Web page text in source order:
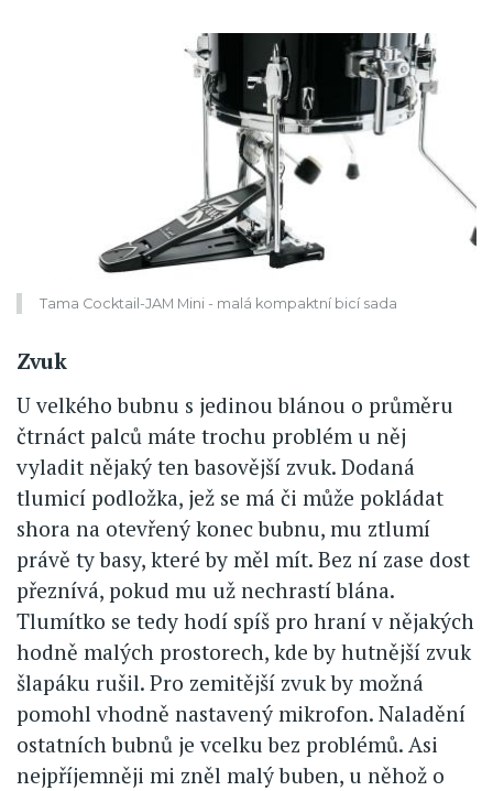
Tama Cocktail-JAM Mini - malá kompaktní bicí sada
Zvuk
U velkého bubnu s jedinou blánou o průměru
čtrnáct palců máte trochu problém u něj
vyladit nějaký ten basovější zvuk. Dodaná
tlumicí podložka, jež se má či může pokládat
shora na otevřený konec bubnu, mu ztlumí
právě ty basy, které by měl mít. Bez ní zase dost
přeznívá, pokud mu už nechrastí blána.
Tlumítko se tedy hodí spíš pro hraní v nějakých
hodně malých prostorech, kde by hutnější zvuk
šlapáku rušil. Pro zemitější zvuk by možná
pomohl vhodně nastavený mikrofon. Naladění
ostatních bubnů je vcelku bez problémů. Asi
nejpříjemněji mi zněl malý buben, u něhož o